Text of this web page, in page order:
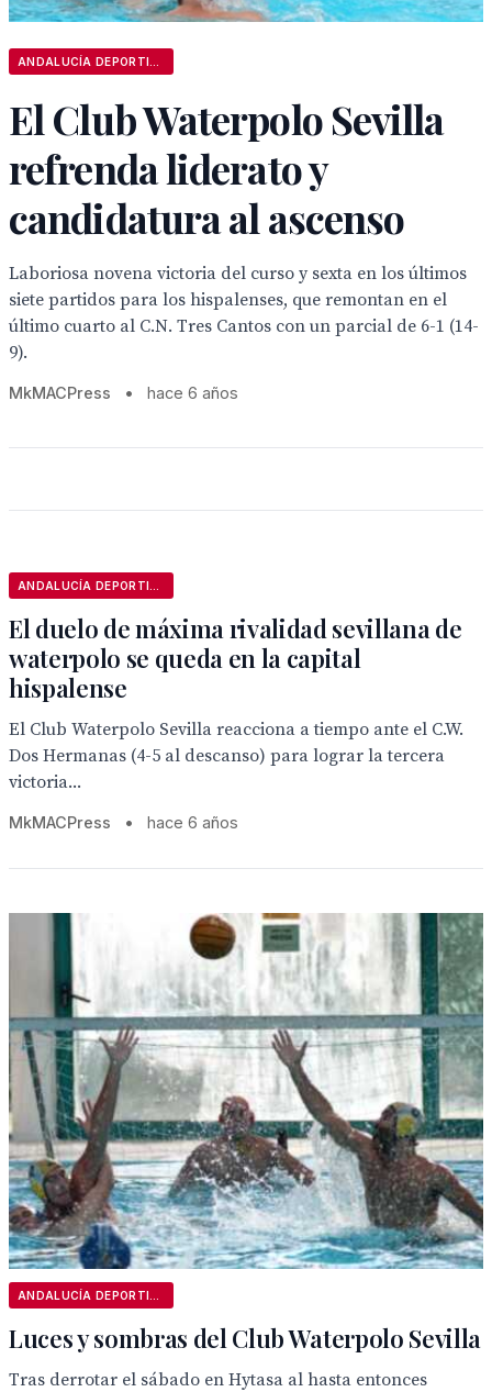
El Club Waterpolo Sevilla
refrenda liderato y
candidatura al ascenso
Laboriosa novena victoria del curso y sexta en los últimos
siete partidos para los hispalenses, que remontan en el
último cuarto al C.N. Tres Cantos con un parcial de 6-1 (14-
9).
MkMACPress • hace 6 años
El duelo de máxima rivalidad sevillana de
waterpolo se queda en la capital
hispalense
El Club Waterpolo Sevilla reacciona a tiempo ante el C.W.
Dos Hermanas (4-5 al descanso) para lograr la tercera
victoria...
MkMACPress • hace 6 años
Luces y sombras del Club Waterpolo Sevilla
Tras derrotar el sábado en Hytasa al hasta entonces